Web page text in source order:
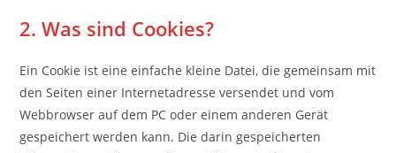
2. Was sind Cookies?
Ein Cookie ist eine einfache kleine Datei, die gemeinsam mit
den Seiten einer Internetadresse versendet und vom
Webbrowser auf dem PC oder einem anderen Gerät
gespeichert werden kann. Die darin gespeicherten